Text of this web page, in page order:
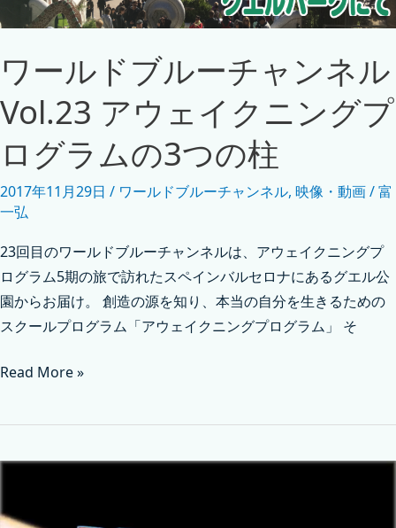
ワールドブルーチャンネル
Vol.23 アウェイクニングプ
ログラムの3つの柱
2017年11月29日 / ワールドブルーチャンネル, 映像・動画/富
一弘
23回目のワールドブルーチャンネルは、アウェイクニングプ
ログラム5期の旅で訪れたスペインバルセロナにあるグエル公
園からお届け。 創造の源を知り、本当の自分を生きるための
スクールプログラム「アウェイクニングプログラム」 そ
Read More »